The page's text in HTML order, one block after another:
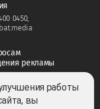
0450,
рекламы
работы
вы